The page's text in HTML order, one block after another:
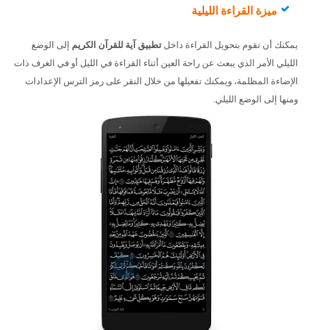
ميزة القراءة الليلية
يمكنك أن تقوم بتحويل القراءة داخل تطبيق آية للقرآن الكريم إلى الوضع
الليلي الأمر الذي يبعث عن راحة العين أثناء القراءة في الليل أو في الغرف ذات
الإضاءة المظلمة، ويمكنك تفعيلها من خلال النقر على رمز الترس الإعدادات
ومنها إلى الوضع الليلي.